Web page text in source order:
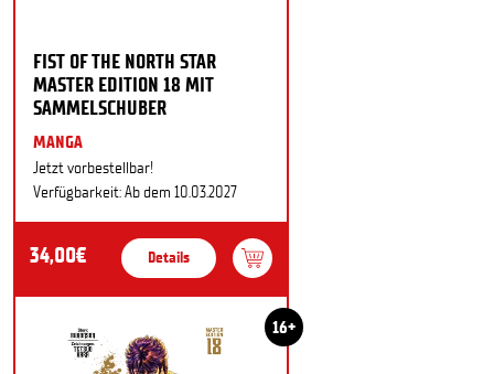
FIST OF THE NORTH STAR
MASTER EDITION 18 MIT
SAMMELSCHUBER
MANGA
Jetzt vorbestellbar!
Verfügbarkeit: Ab dem 10.03.2027
34,00€ Details
16+